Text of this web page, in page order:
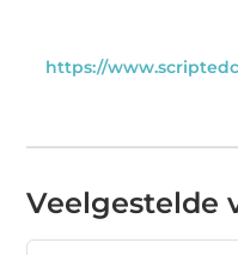
https://
Veelgestelde